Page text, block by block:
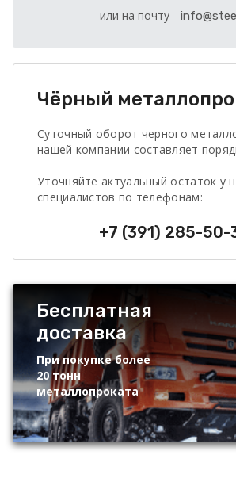
или на почту
Чёрный
Суточный оборот черного
нашей компании составляет
Уточняйте актуальный остаток у
специалистов по телефонам:
+7 (391) 285-50-
Бесплатная
доставка
При покупке более
20 тонн
металлопроката